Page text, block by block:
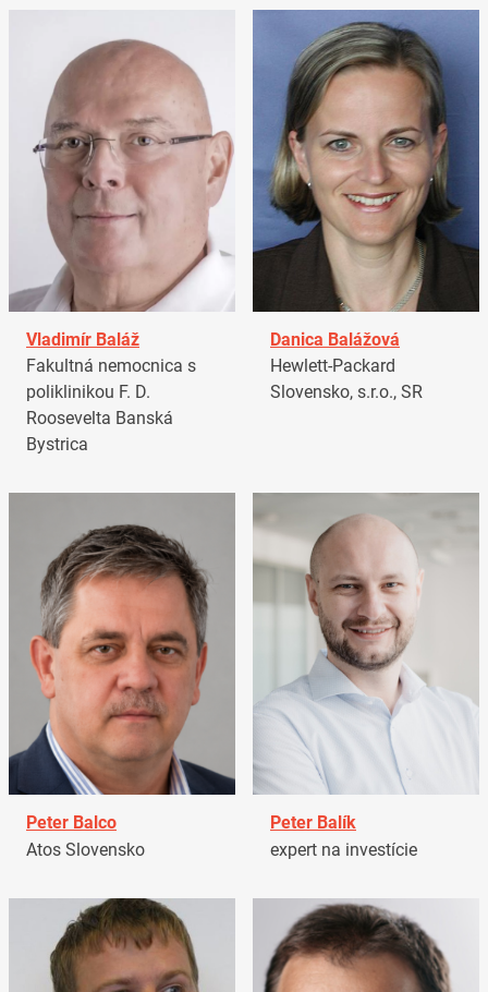
Vladimír Baláž
Fakultná nemocnica s
poliklinikou F. D.
Roosevelta Banská
Bystrica
Danica Balážová
Hewlett-Packard
Slovensko, s.r.o., SR
Peter Balco
Atos Slovensko
Peter Balík
expert na investície